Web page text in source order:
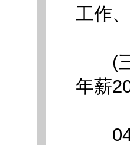
工作
(三)
年薪
04